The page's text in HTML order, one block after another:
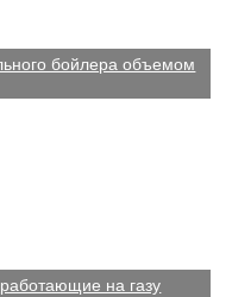
бойлера объемом
на газу